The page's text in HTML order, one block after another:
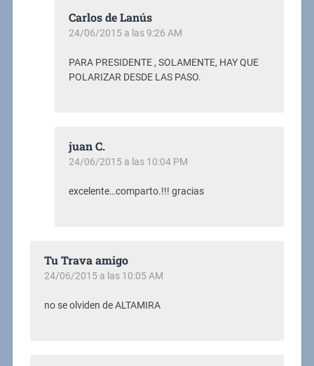
Carlos de Lanús
24/06/2015 a las 9:26 AM
PARA PRESIDENTE , SOLAMENTE, HAY QUE
POLARIZAR DESDE LAS PASO.
juan C.
24/06/2015 a las 10:04 PM
excelente…comparto.!!! gracias
Tu Trava amigo
24/06/2015 a las 10:05 AM
no se olviden de ALTAMIRA